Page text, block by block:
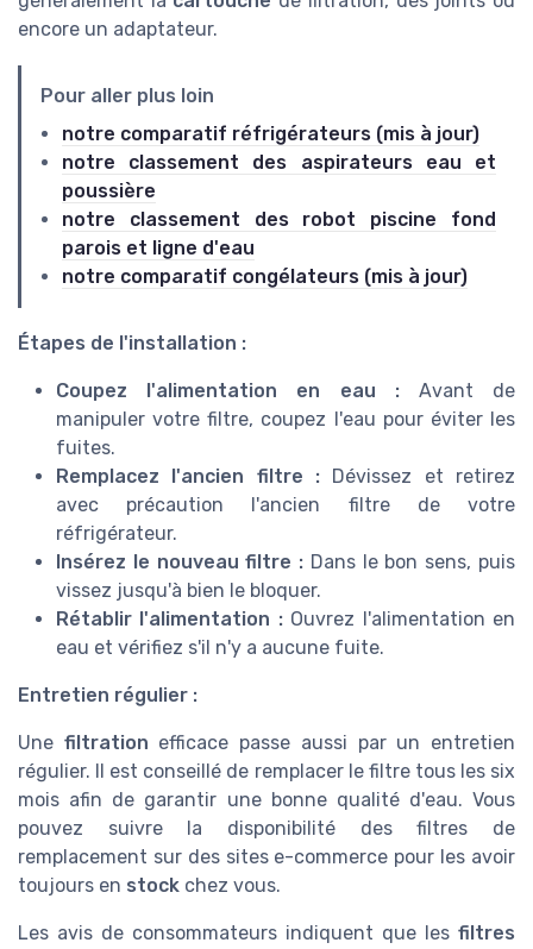
encore un adaptateur.
Pour aller plus loin
notre comparatif réfrigérateurs (mis à jour)
notre classement des aspirateurs eau et
poussière
notre classement des robot piscine fond
parois et ligne d'eau
notre comparatif congélateurs (mis à jour)
Étapes de l'installation :
Coupez l'alimentation en eau :Avant de
manipuler votre filtre, coupez l'eau pour éviter les
fuites.
Remplacez l'ancien filtre : Dévissez et retirez
avec précaution l'ancien filtre de votre
réfrigérateur.
Insérez le nouveau filtre : Dans le bon sens, puis
vissez jusqu'à bien le bloquer.
Rétablir l'alimentation :Ouvrez l'alimentation en
eau et vérifiez s'il n'y a aucune fuite.
Entretien régulier :
Une filtration efficace passe aussi par un entretien
régulier. Il est conseillé de remplacer le filtre tous les six
mois afin de garantir une bonne qualité d'eau. Vous
pouvez suivre la disponibilité des filtres de
remplacement sur des sites e-commerce pour les avoir
toujours en stock chez vous.
Les avis de consommateurs indiquent que les filtres